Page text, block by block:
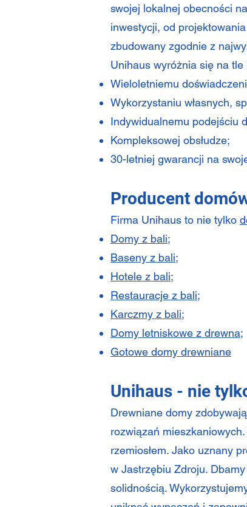
swojej lokalnej obecności
inwestycji, od
zbudowany zgodnie z
Unihaus wyróżnia się na
Wieloletniemu
Wykorzystaniu własnych,
Indywidualnemu podejściu
Kompleksowej obsłudze;
30-letniej gwarancji na
Producent
Firma Unihaus to nie tylko
Domy z bali;
Baseny z bali;
Hotele z bali;
Restauracje z bali;
Karczmy z bali;
Domy letniskowe z drewna;
Gotowe domy drewniane
Unihaus - nie
Drewniane domy
rozwiązań
rzemiosłem. Jako uznany
w Jastrzębiu Zdroju.
solidnością.